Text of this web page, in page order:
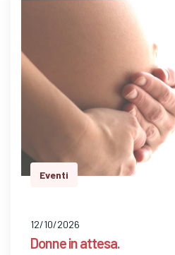
Eventi
12/10/2026
Donne in attesa.